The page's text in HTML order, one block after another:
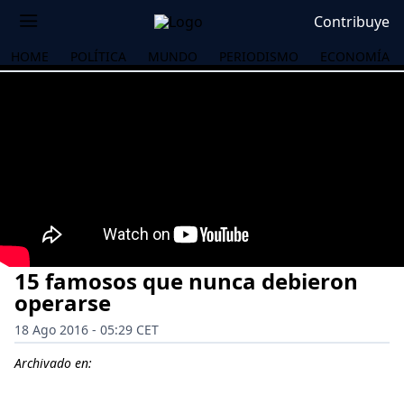
Contribuye
HOME POLÍTICA MUNDO PERIODISMO ECONOMÍA
15 famosos que nunca debieron
operarse
18 Ago 2016 - 05:29 CET
Archivado en: